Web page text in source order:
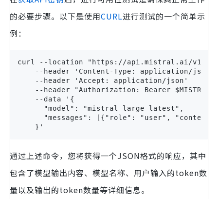
的必要步骤。以下是使用CURL进行测试的一个简单示
例：
curl --location "https://api.mistral.ai/v1/
    --header 'Content-Type: application/json'
    --header 'Accept: application/json'
--header "Authorization: Bearer
    --data '{
      "model": "mistral-large-latest",
"messages": [{"role": "user",
    }'
通过上述命令，您将获得一个JSON格式的响应，其中
包含了模型输出内容、模型名称、用户输入的token数
量以及输出的token数量等详细信息。